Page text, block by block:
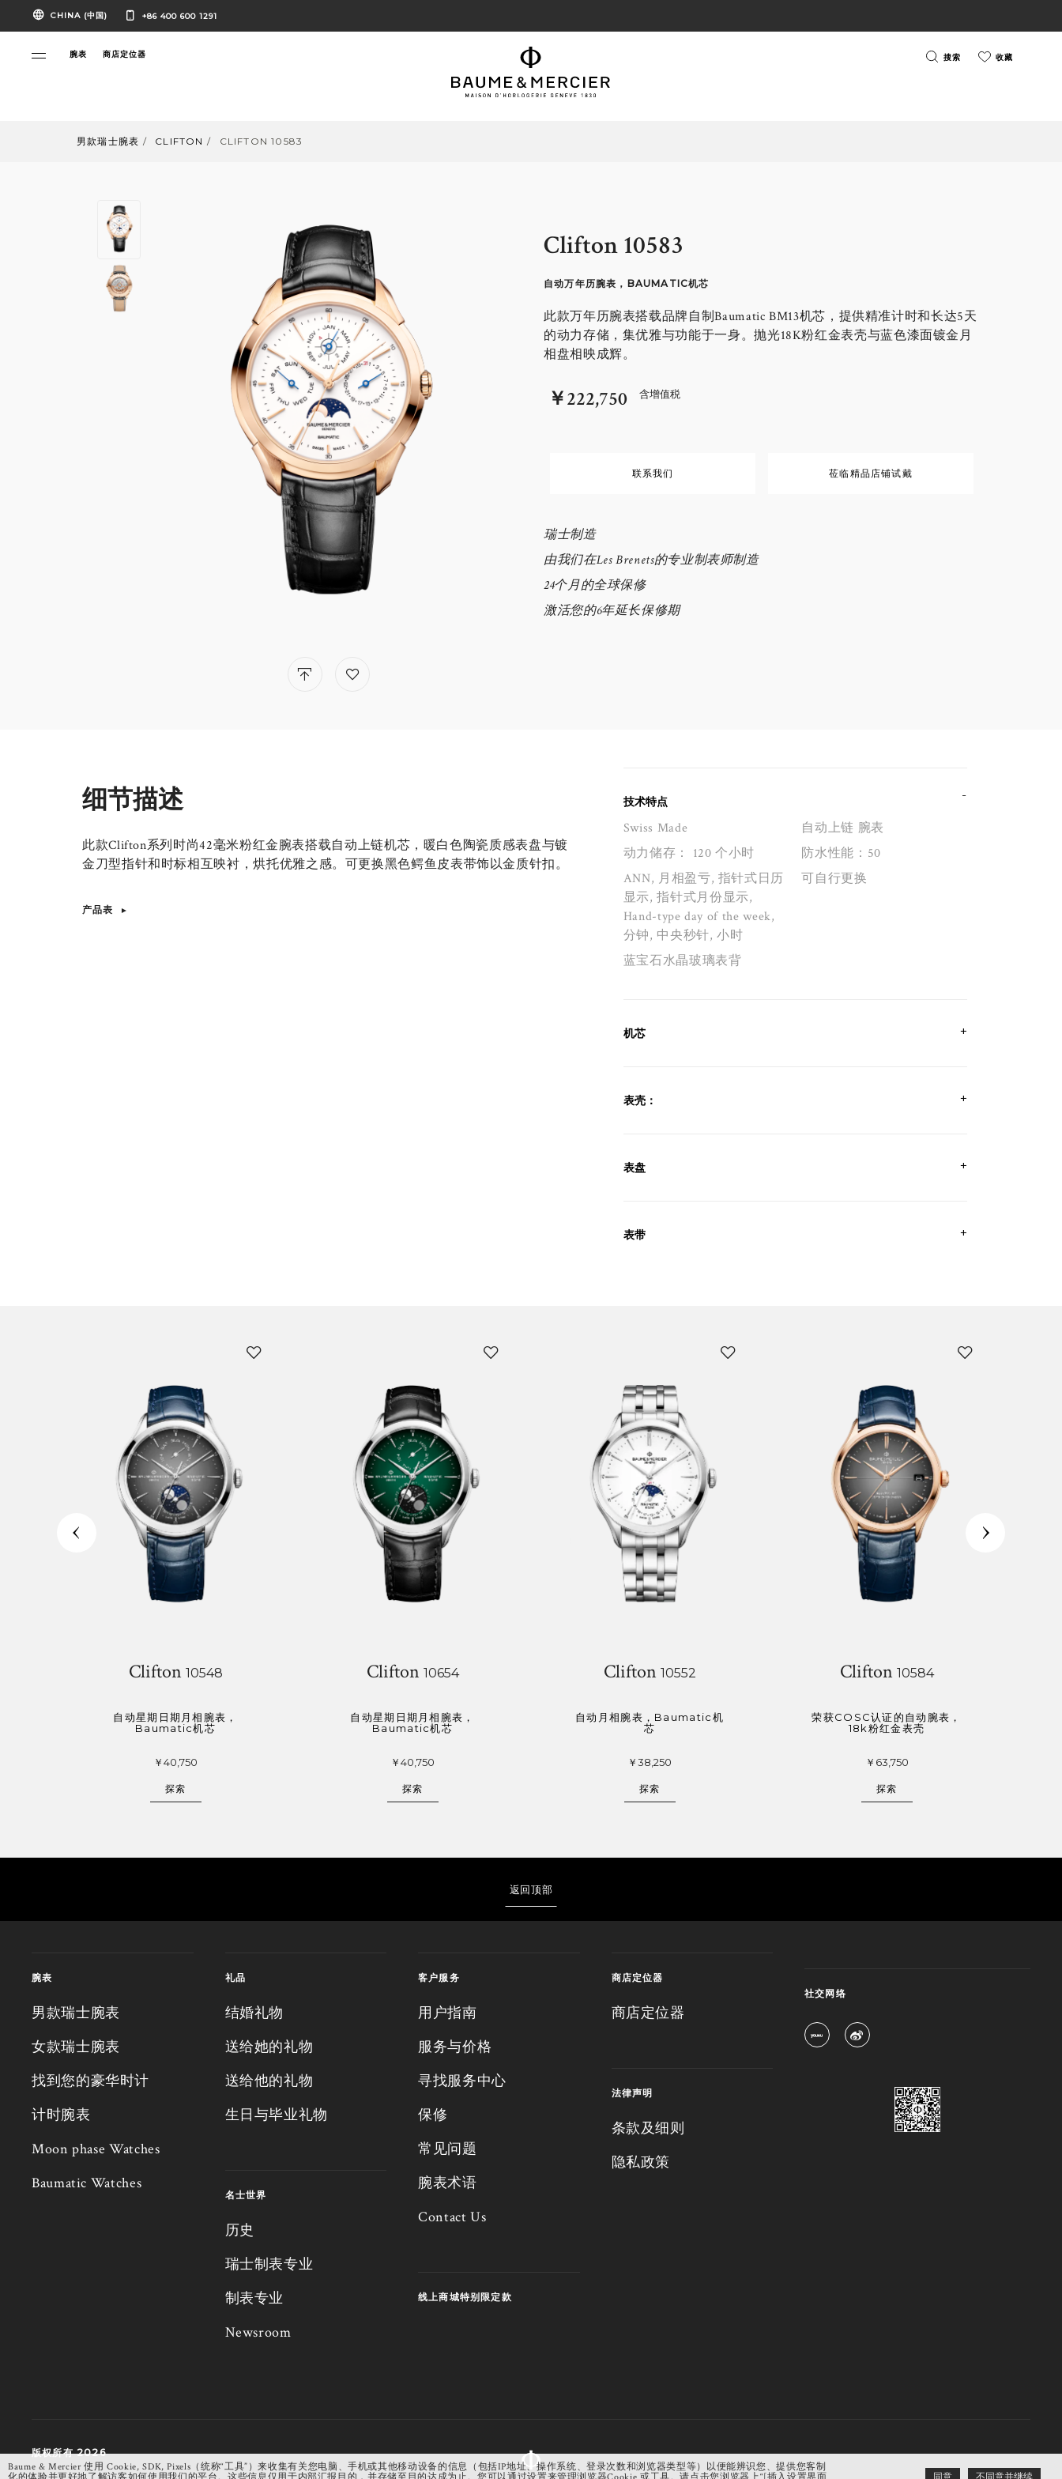
CHINA (中国) +86 400 600 1291
腕表 商店定位器 搜索 收藏
男款瑞士腕表 CLIFTON CLIFTON 10583
Clifton 10583
自动万年历腕表，BAUMATIC机芯
此款万年历腕表搭载品牌自制Baumatic BM13机芯，提供精准计时和长达5天
的动力存储，集优雅与功能于一身。抛光18K粉红金表壳与蓝色漆面镀金月
相盘相映成辉。
￥222,750 含增值税
联系我们 莅临精品店铺试戴
瑞士制造
由我们在Les Brenets的专业制表师制造
24个月的全球保修
激活您的6年延长保修期
细节描述
此款Clifton系列时尚42毫米粉红金腕表搭载自动上链机芯，暖白色陶瓷质感表盘与镀
金刀型指针和时标相互映衬，烘托优雅之感。可更换黑色鳄鱼皮表带饰以金质针扣。
产品表
技术特点
Swiss Made
自动上链 腕表
动力储存： 120 个小时
防水性能：50
ANN, 月相盈亏, 指针式日历
显示, 指针式月份显示,
Hand-type day of the week,
分钟, 中央秒针, 小时
可自行更换
蓝宝石水晶玻璃表背
机芯
表壳：
表盘
表带
Clifton 10548
自动星期日期月相腕表，
Baumatic机芯
￥40,750
探索
Clifton 10654
自动星期日期月相腕表，
Baumatic机芯
￥40,750
探索
Clifton 10552
自动月相腕表，Baumatic机
芯
￥38,250
探索
Clifton 10584
荣获COSC认证的自动腕表，
18k粉红金表壳
￥63,750
探索
返回顶部
腕表
男款瑞士腕表
女款瑞士腕表
找到您的豪华时计
计时腕表
Moon phase Watches
Baumatic Watches
礼品
结婚礼物
送给她的礼物
送给他的礼物
生日与毕业礼物
名士世界
历史
瑞士制表专业
制表专业
Newsroom
客户服务
用户指南
服务与价格
寻找服务中心
保修
常见问题
腕表术语
Contact Us
线上商城特别限定款
商店定位器
商店定位器
法律声明
条款及细则
隐私政策
社交网络
版权所有 2026
Baume & Mercier 使用 Cookie, SDK, Pixels（统称“工具”）来收集有关您电脑、手机或其他移动设备的信息（包括IP地址、操作系统、登录次数和浏览器类型等）以便能辨识您、提供您客制